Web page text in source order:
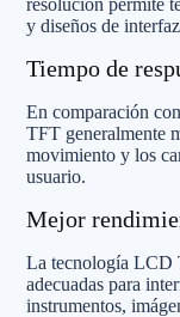
y diseños de
Tiempo de
En comparación
TFT generalmente
movimiento y los
usuario.
Mejor
La tecnología LCD
adecuadas para
instrumentos,